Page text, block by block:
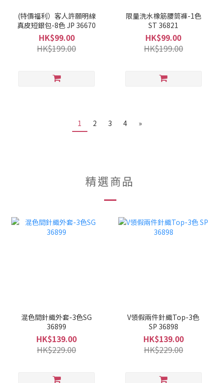
(特價福利）客人許願明線
真皮短銀包-8色 JP 36670
HK$99.00
HK$199.00
限量洗水橡筋腰筒褲-1色
ST 36821
HK$99.00
HK$199.00
1 2 3 4 »
精選商品
混色間針織外套-3色SG
36899
HK$139.00
HK$229.00
V領假兩件針織Top-3色
SP 36898
HK$139.00
HK$229.00